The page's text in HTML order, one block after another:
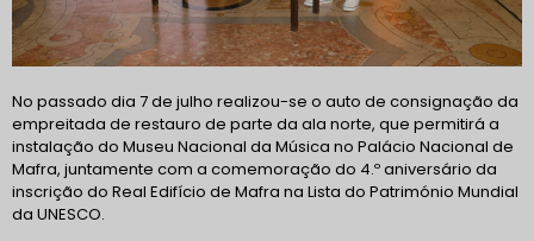
No passado dia 7 de julho realizou-se o auto de consignação da
empreitada de restauro de parte da ala norte, que permitirá a
instalação do Museu Nacional da Música no Palácio Nacional de
Mafra, juntamente com a comemoração do 4.º aniversário da
inscrição do Real Edifício de Mafra na Lista do Património Mundial
da UNESCO.